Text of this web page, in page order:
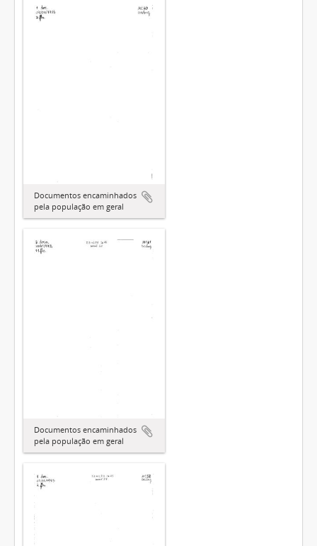
Documentos encaminhados
pela população em geral
Documentos encaminhados
pela população em geral